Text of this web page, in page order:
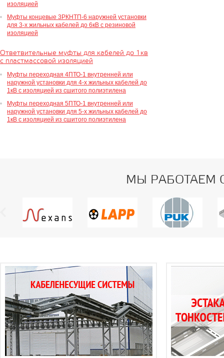
изоляцией
Муфты концевые 3РКНТП-6 наружней установки
для 3-х жильных кабелей до 6кВ с резиновой
изоляцией
Ответвительные муфты для кабелей до 1кв
с пластмассовой изоляцией
Муфты переходная 4ПТО-1 внутренней или
наружной установки для 4-х жильных кабелей до
1кВ с изоляцией из сшитого полиэтилена
Муфты переходная 5ПТО-1 внутренней или
наружной установки для 5-х жильных кабелей до
1кВ с изоляцией из сшитого полиэтилена
МЫ РАБОТАЕМ